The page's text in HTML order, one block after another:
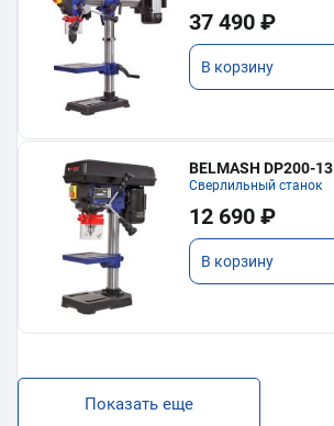
37 490 ₽
В корзину
BELMASH DP200-13
Сверлильный станок
12 690 ₽
В корзину
Показать еще